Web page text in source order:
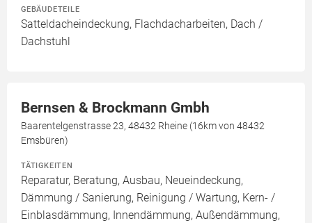
GEBÄUDETEILE
Satteldacheindeckung, Flachdacharbeiten, Dach /
Dachstuhl
Bernsen & Brockmann Gmbh
Baarentelgenstrasse 23, 48432 Rheine (16km von 48432
Emsbüren)
TÄTIGKEITEN
Reparatur, Beratung, Ausbau, Neueindeckung,
Dämmung / Sanierung, Reinigung / Wartung, Kern- /
Einblasdämmung, Innendämmung, Außendämmung,